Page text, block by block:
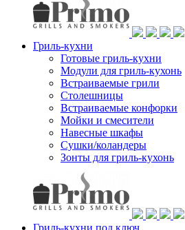
Гриль-кухни
Готовые гриль-кухни
Модули для гриль-кухонь
Встраиваемые грили
Столешницы
Встраиваемые конфорки
Мойки и смесители
Навесные шкафы
Сушки/коландеры
Зонты для гриль-кухонь
Гриль-кухни под ключ